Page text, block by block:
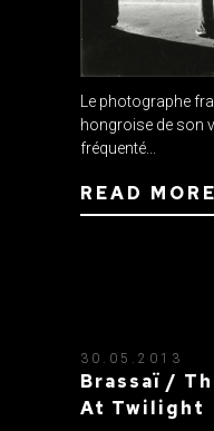
Le photographe
hongroise de son
fréquenté...
READ MORE
30.05.2013
Brassaï /
At Twilight